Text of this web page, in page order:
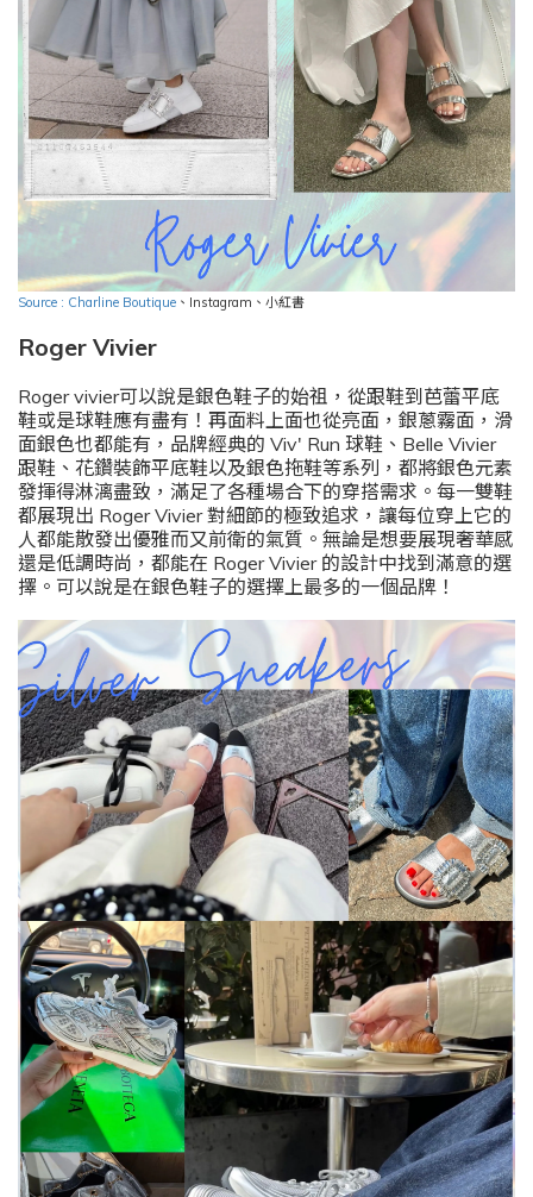
Source : Charline Boutique 、 Instagram 、小紅書
Roger Vivier
Roger vivier可以說是銀色鞋子的始祖，從跟鞋到芭蕾平底
鞋或是球鞋應有盡有！再面料上面也從亮面，銀蔥霧面，滑
面銀色也都能有，品牌經典的 Viv' Run 球鞋、Belle Vivier
跟鞋、花鑽裝飾平底鞋以及銀色拖鞋等系列，都將銀色元素
發揮得淋漓盡致，滿足了各種場合下的穿搭需求。每一雙鞋
都展現出 Roger Vivier 對細節的極致追求，讓每位穿上它的
人都能散發出優雅而又前衛的氣質。無論是想要展現奢華感
還是低調時尚，都能在 Roger Vivier 的設計中找到滿意的選
擇。可以說是在銀色鞋子的選擇上最多的一個品牌！